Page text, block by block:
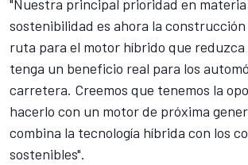
"Nuestra principal prioridad en materia
sostenibilidad es ahora la construcción
ruta para el motor híbrido que reduzca
tenga un beneficio real para los
carretera. Creemos que tenemos la
hacerlo con un motor de próxima
combina la tecnología híbrida con los
sostenibles".